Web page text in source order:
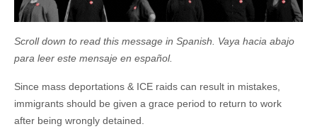
Scroll down to read this message in Spanish. Vaya hacia abajo
para leer este mensaje en español.
Since mass deportations & ICE raids can result in mistakes,
immigrants should be given a grace period to return to work
after being wrongly detained.